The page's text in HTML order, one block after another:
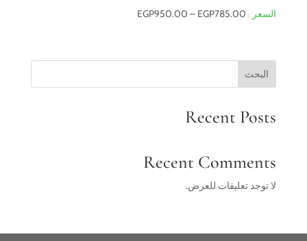
EGP785.00
–
EGP950.00
نطاق
⁦EGP785.00⁩
البحث
Recent Posts
Recent Comments
لا توجد تعليقات للعرض.